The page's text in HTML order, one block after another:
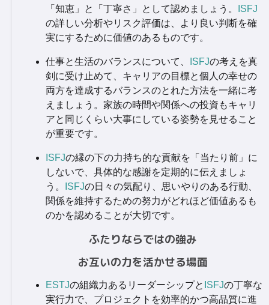
「知恵」と「丁寧さ」として認めましょう。
ISFJ
の詳しい分析やリスク評価は、より良い判断を確
実にするために価値のあるものです。
仕事と生活のバランスについて、 ISFJの考えを真
剣に受け止めて、キャリアの目標と個人の幸せの
両方を達成するバランスのとれた方法を一緒に考
えましょう。家族の時間や関係への投資もキャリ
アと同じくらい大事にしている姿勢を見せること
が重要です。
ISFJの縁の下の力持ち的な貢献を「当たり前」に
しないで、具体的な感謝を定期的に伝えましょ
う。
ISFJの日々の気配り、思いやりのある行動、
関係を維持するための努力がどれほど価値あるも
のかを認めることが大切です。
ふたりならではの強み
お互いの力を活かせる場面
ESTJの組織力あるリーダーシップと ISFJの丁寧な
実行力で、プロジェクトを効率的かつ高品質に進